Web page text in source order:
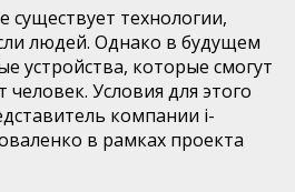
технологии,
людей. Однако в будущем
устройства, которые смогут
Условия для этого
компании i-
в рамках проекта